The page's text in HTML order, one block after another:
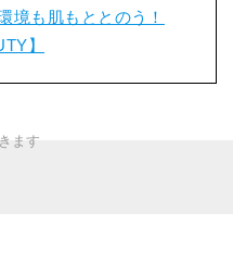
境も肌もととのう！
】